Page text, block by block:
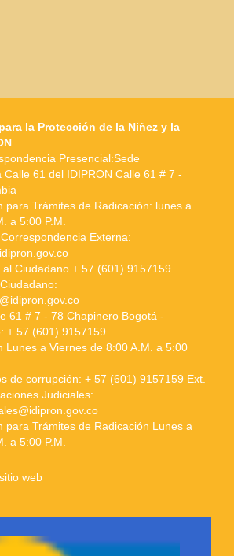
la Protección de la Niñez y la
Presencial:Sede
61 del IDIPRON Calle 61 # 7 -
para Trámites de Radicación: lunes a
a 5:00 P.M.
Externa:
Ciudadano + 57 (601) 9157159
61 # 7 - 78 Chapinero Bogotá -
+ 57 (601) 9157159
Lunes a Viernes de 8:00 A.M. a 5:00
de corrupción: + 57 (601) 9157159 Ext.
Judiciales:
para Trámites de Radicación Lunes a
a 5:00 P.M.
web